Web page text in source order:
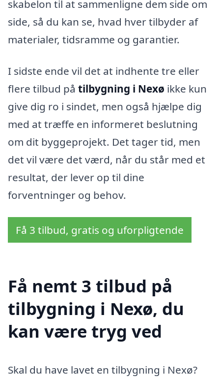
skabelon til at sammenligne dem side om
side, så du kan se, hvad hver tilbyder af
materialer, tidsramme og garantier.
I sidste ende vil det at indhente tre eller
flere tilbud på tilbygning i Nexø ikke kun
give dig ro i sindet, men også hjælpe dig
med at træffe en informeret beslutning
om dit byggeprojekt. Det tager tid, men
det vil være det værd, når du står med et
resultat, der lever op til dine
forventninger og behov.
Få 3 tilbud, gratis og uforpligtende
Få nemt 3 tilbud på
tilbygning i Nexø, du
kan være tryg ved
Skal du have lavet en tilbygning i Nexø?